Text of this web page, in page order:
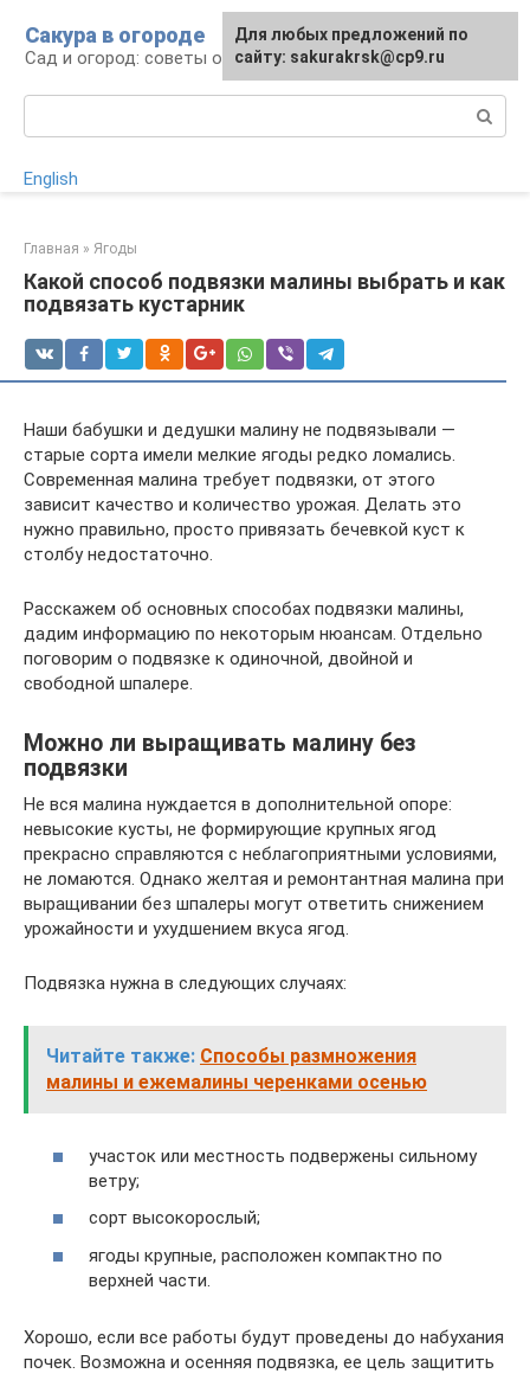
контенту
Сакура в огороде
Сад и огород: советы огородникам
English
Главная » Ягоды
Какой способ подвязки малины выбрать и как
подвязать кустарник
Наши бабушки и дедушки малину не подвязывали —
старые сорта имели мелкие ягоды редко ломались.
Современная малина требует подвязки, от этого
зависит качество и количество урожая. Делать это
нужно правильно, просто привязать бечевкой куст к
столбу недостаточно.
Расскажем об основных способах подвязки малины,
дадим информацию по некоторым нюансам. Отдельно
поговорим о подвязке к одиночной, двойной и
свободной шпалере.
Можно ли выращивать малину без
подвязки
Не вся малина нуждается в дополнительной опоре:
невысокие кусты, не формирующие крупных ягод
прекрасно справляются с неблагоприятными условиями,
не ломаются. Однако желтая и ремонтантная малина при
выращивании без шпалеры могут ответить снижением
урожайности и ухудшением вкуса ягод.
Подвязка нужна в следующих случаях:
Читайте также: Способы размножения
малины и ежемалины черенками осенью
участок или местность подвержены сильному
ветру;
сорт высокорослый;
ягоды крупные, расположен компактно по
верхней части.
Хорошо, если все работы будут проведены до набухания
почек. Возможна и осенняя подвязка, ее цель защитить
Для любых предложений по
сайту: sakurakrsk@cp9.ru